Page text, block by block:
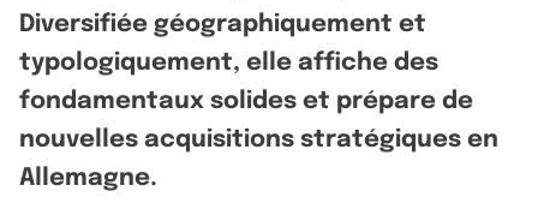
Diversifiée géographiquement et
typologiquement, elle affiche des
fondamentaux solides et prépare de
nouvelles acquisitions stratégiques en
Allemagne.